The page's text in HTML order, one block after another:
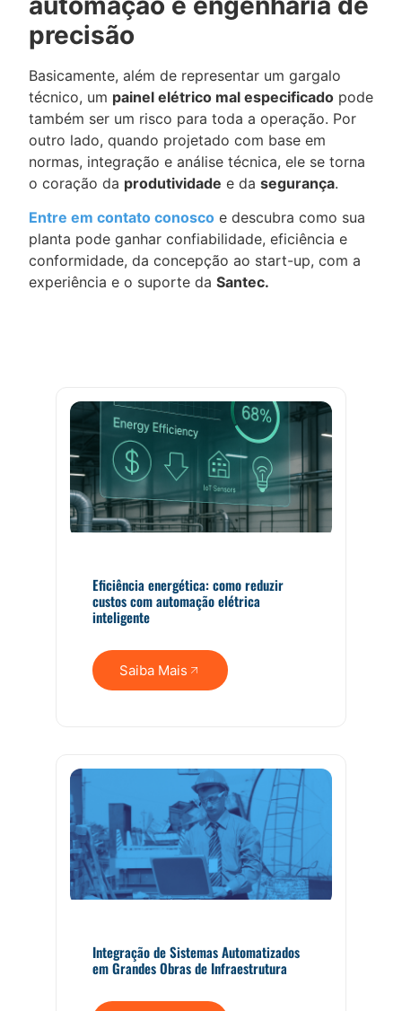
precisão
Basicamente, além de representar um gargalo
técnico, um painel elétrico mal especificado pode
também ser um risco para toda a operação. Por
outro lado, quando projetado com base em
normas, integração e análise técnica, ele se torna
o coração da produtividade e da segurança.
Entre em contato conosco e descubra como sua
planta pode ganhar confiabilidade, eficiência e
conformidade, da concepção ao start-up, com a
experiência e o suporte da Santec.
Eficiência energética: como reduzir
custos com automação elétrica
inteligente
Saiba Mais
Integração de Sistemas Automatizados
em Grandes Obras de Infraestrutura